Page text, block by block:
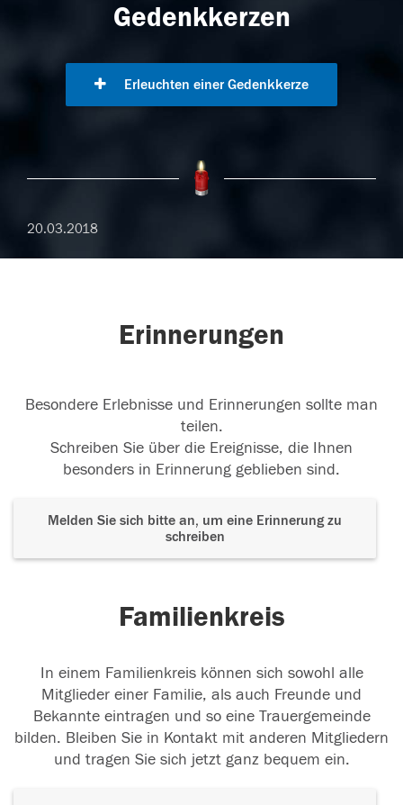
Gedenkkerzen
Erleuchten einer Gedenkkerze
20.03.2018
Erinnerungen
Besondere Erlebnisse und Erinnerungen sollte man
teilen.
Schreiben Sie über die Ereignisse, die Ihnen
besonders in Erinnerung geblieben sind.
Melden Sie sich bitte an, um eine Erinnerung zu
schreiben
Familienkreis
In einem Familienkreis können sich sowohl alle
Mitglieder einer Familie, als auch Freunde und
Bekannte eintragen und so eine Trauergemeinde
bilden. Bleiben Sie in Kontakt mit anderen Mitgliedern
und tragen Sie sich jetzt ganz bequem ein.